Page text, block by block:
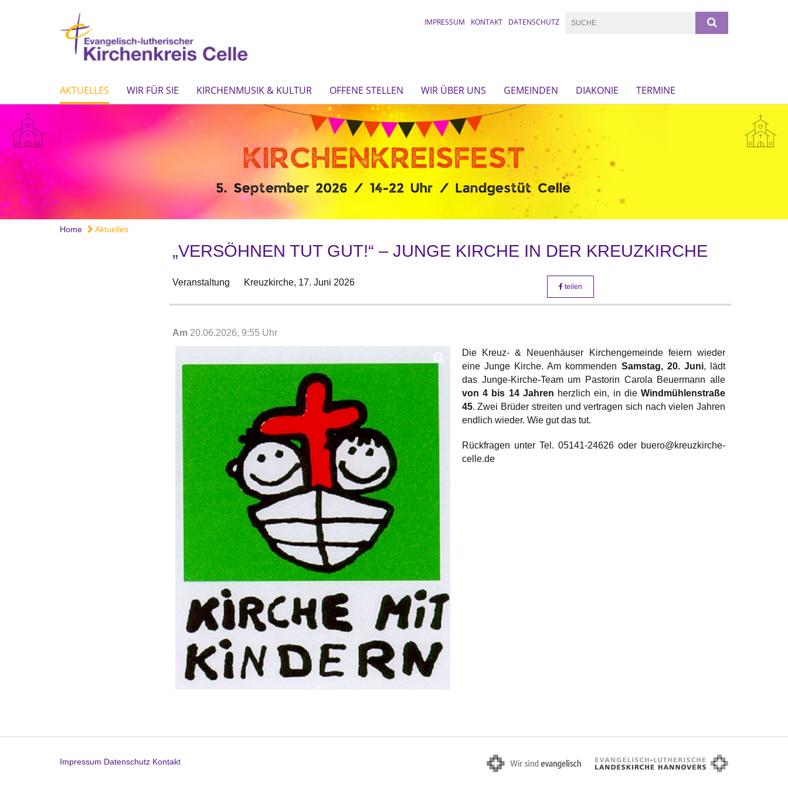
IMPRESSUM KONTAKT DATENSCHUTZ
AKTUELLES WIR FÜR SIE KIRCHENMUSIK & KULTUR OFFENE STELLEN WIR ÜBER UNS GEMEINDEN DIAKONIE TERMINE
Home Aktuelles
„VERSÖHNEN TUT GUT!“ – JUNGE KIRCHE IN DER KREUZKIRCHE
Veranstaltung Kreuzkirche, 17. Juni 2026 teilen
Am 20.06.2026, 9:55 Uhr
Die Kreuz- & Neuenhäuser Kirchengemeinde feiern wieder
eine Junge Kirche. Am kommenden Samstag, 20. Juni, lädt
das Junge-Kirche-Team um Pastorin Carola Beuermann alle
von 4 bis 14 Jahren herzlich ein, in dieWindmühlenstraße
45. Zwei Brüder streiten und vertragen sich nach vielen Jahren
endlich wieder. Wie gut das tut.
Rückfragen unter Tel. 05141-24626 oder buero@kreuzkirche-
celle.de
Impressum Datenschutz Kontakt